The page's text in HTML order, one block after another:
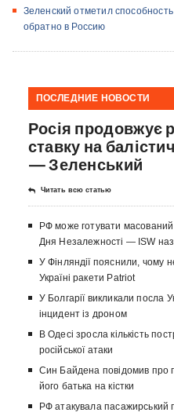
Зеленский отметил
обратно в Россию
ПОСЛЕДНИЕ НОВОСТИ
Росія продовжує
ставку на
— Зеленський
Читать всю статью
РФ може готувати
Дня Незалежності — ISW
У Фінляндії пояснили, чому
Україні ракети Patriot
У Болгарії викликали посла
інцидент із дроном
В Одесі зросла кількість
російської атаки
Син Байдена повідомив про
його батька на кістки
РФ атакувала пасажирський